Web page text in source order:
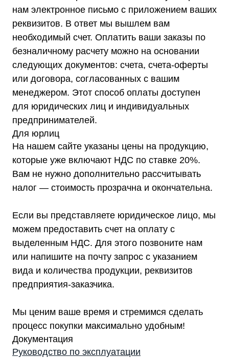
нам электронное письмо с приложением ваших
реквизитов. В ответ мы вышлем вам
необходимый счет. Оплатить ваши заказы по
безналичному расчету можно на основании
следующих документов: счета, счета-оферты
или договора, согласованных с вашим
менеджером. Этот способ оплаты доступен
для юридических лиц и индивидуальных
предпринимателей.
Для юрлиц
На нашем сайте указаны цены на продукцию,
которые уже включают НДС по ставке 20%.
Вам не нужно дополнительно рассчитывать
налог — стоимость прозрачна и окончательна.
Если вы представляете юридическое лицо, мы
можем предоставить счет на оплату с
выделенным НДС. Для этого позвоните нам
или напишите на почту запрос с указанием
вида и количества продукции, реквизитов
предприятия-заказчика.
Мы ценим ваше время и стремимся сделать
процесс покупки максимально удобным!
Документация
Руководство по эксплуатации
Политика конфиденциальности